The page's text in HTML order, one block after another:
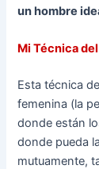
un hombre
Mi Técnica
Esta técnica
femenina (la
donde están
donde pueda
mutuamente,